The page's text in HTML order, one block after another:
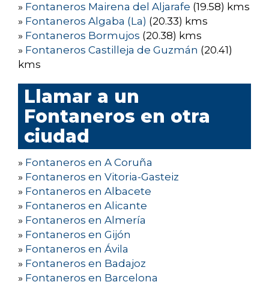
» Fontaneros Mairena del Aljarafe (19.58) kms
» Fontaneros Algaba (La) (20.33) kms
» Fontaneros Bormujos (20.38) kms
» Fontaneros Castilleja de Guzmán (20.41)
kms
Llamar a un
Fontaneros en otra
ciudad
» Fontaneros en A Coruña
» Fontaneros en Vitoria-Gasteiz
» Fontaneros en Albacete
» Fontaneros en Alicante
» Fontaneros en Almería
» Fontaneros en Gijón
» Fontaneros en Ávila
» Fontaneros en Badajoz
» Fontaneros en Barcelona